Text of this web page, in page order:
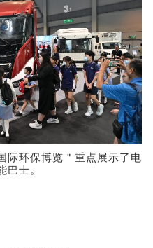
际环保博览＂重点展示了电
士。